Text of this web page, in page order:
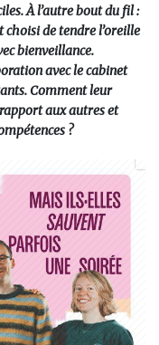
À l’autre bout du fil :
choisi de tendre l’oreille
bienveillance.
avec le cabinet
Comment leur
aux autres et
?